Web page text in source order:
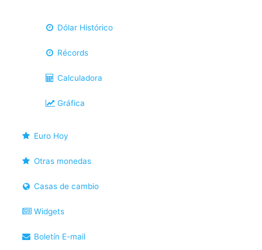
Dólar Histórico
Récords
Calculadora
Gráfica
Euro Hoy
Otras monedas
Casas de cambio
Widgets
Boletín E-mail